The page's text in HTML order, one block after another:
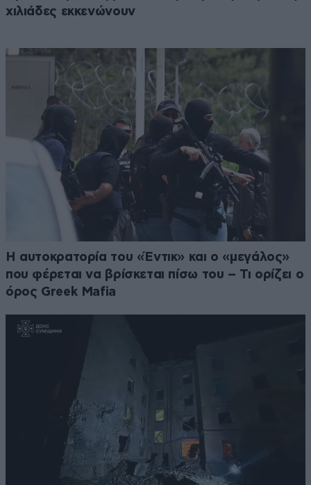
χιλιάδες εκκενώνουν
Η αυτοκρατορία του «Έντικ» και ο «μεγάλος»
που φέρεται να βρίσκεται πίσω του – Τι ορίζει ο
όρος Greek Mafia